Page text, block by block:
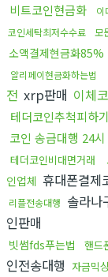
비트코인현금화 이
코인세탁최저수수료 모
소액결제현금화85%
알리페이현금화하는법
전 xrp판매 이체
테더코인추척피하기
코인 송금대행 24시
테더코인비대면거래
인업체 휴대폰결제
리플전송대행 솔라나
인판매
빗썸fds푸는법 핸드
인전송대행 자금믹싱